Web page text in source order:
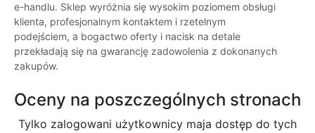
e-handlu. Sklep wyróżnia się wysokim poziomem obsługi
klienta, profesjonalnym kontaktem i rzetelnym
podejściem, a bogactwo oferty i nacisk na detale
przekładają się na gwarancję zadowolenia z dokonanych
zakupów.
Oceny na poszczególnych stronach
Tylko zalogowani użytkownicy maja dostęp do tych